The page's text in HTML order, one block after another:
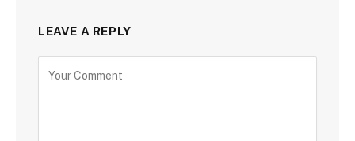
LEAVE A REPLY